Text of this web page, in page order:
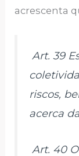
acrescenta
Art. 39
riscos,
acerca
Art. 40